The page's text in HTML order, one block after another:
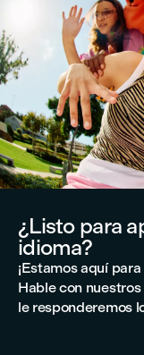
¿Listo para
idioma?
¡Estamos aquí
Hable con
le responderemos